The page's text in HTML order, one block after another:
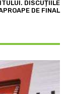
DISCUȚIILE
DE FINAL